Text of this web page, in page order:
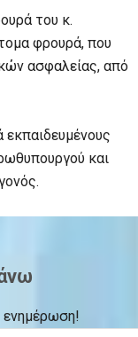
του κ.
φρουρά, που
ασφαλείας, από
και
ενημέρωση!